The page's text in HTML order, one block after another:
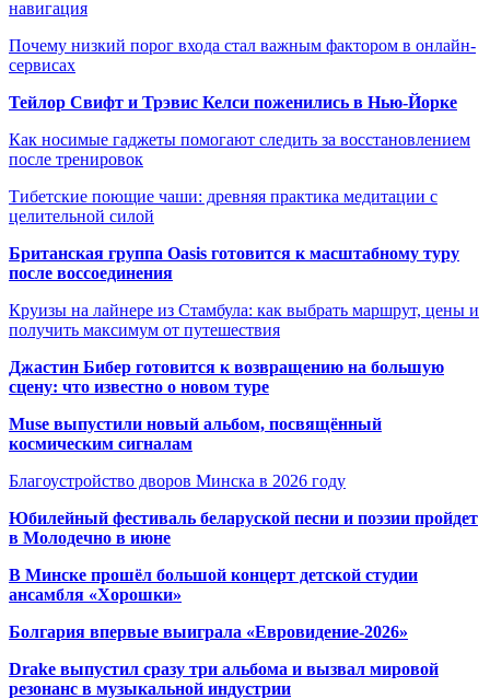
навигация
Почему низкий порог входа стал важным фактором в онлайн-
сервисах
Тейлор Свифт и Трэвис Келси поженились в Нью-Йорке
Как носимые гаджеты помогают следить за восстановлением
после тренировок
Тибетские поющие чаши: древняя практика медитации с
целительной силой
Британская группа Oasis готовится к масштабному туру
после воссоединения
Круизы на лайнере из Стамбула: как выбрать маршрут, цены и
получить максимум от путешествия
Джастин Бибер готовится к возвращению на большую
сцену: что известно о новом туре
Muse выпустили новый альбом, посвящённый
космическим сигналам
Благоустройство дворов Минска в 2026 году
Юбилейный фестиваль беларуской песни и поэзии пройдет
в Молодечно в июне
В Минске прошёл большой концерт детской студии
ансамбля «Хорошки»
Болгария впервые выиграла «Евровидение-2026»
Drake выпустил сразу три альбома и вызвал мировой
резонанс в музыкальной индустрии